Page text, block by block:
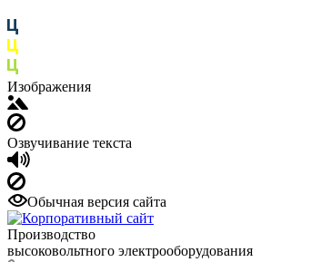
Изображения
Озвучивание текста
Обычная версия сайта
Производство
высоковольтного электрооборудования